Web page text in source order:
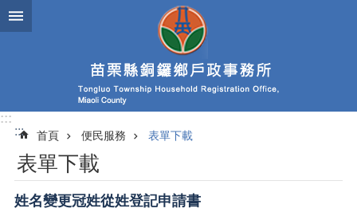
跳到主要內容區塊
:::
:::
首頁 便民服務 表單下載
表單下載
姓名變更冠姓從姓登記申請書